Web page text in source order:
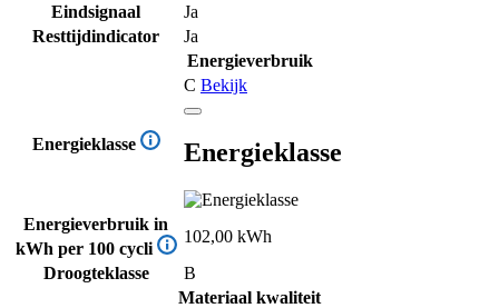
Eindsignaal
Ja
Resttijdindicator
Ja
Energieverbruik
Energieklasse
C Bekijk
Energieklasse
Energieverbruik in
kWh per 100 cycli
102,00 kWh
Droogteklasse
B
Materiaal kwaliteit